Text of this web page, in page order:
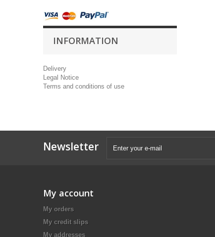
INFORMATION
Delivery
Legal Notice
Terms and conditions of use
Newsletter
My account
My orders
My credit slips
My addresses